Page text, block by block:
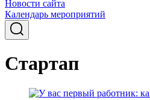
Новости сайта
Календарь мероприятий
Стартап